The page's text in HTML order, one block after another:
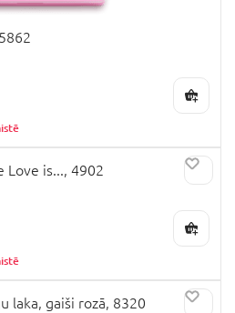
Love is..., 4902
laka, gaiši rozā, 8320